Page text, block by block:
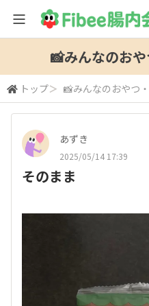
全体検索📸みんなのお
トップ＞ 📸みんなのおやつ
あずき
2025/05/14 17:39
そのまま